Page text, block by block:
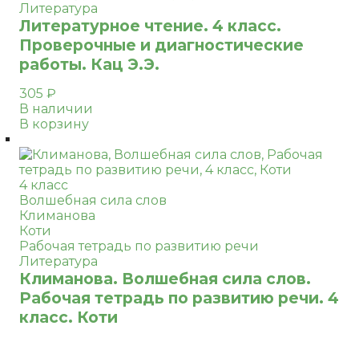
Литература
Литературное чтение. 4 класс.
Проверочные и диагностические
работы. Кац Э.Э.
305 ₽
В наличии
В корзину
4 класс
Волшебная сила слов
Климанова
Коти
Рабочая тетрадь по развитию речи
Литература
Климанова. Волшебная сила слов.
Рабочая тетрадь по развитию речи. 4
класс. Коти